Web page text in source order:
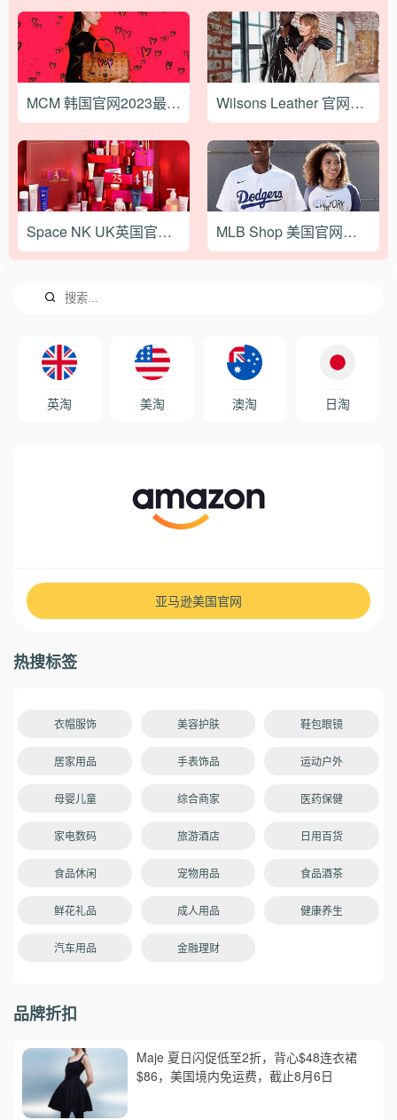
MCM 韩国官网2023最新海淘攻略 Wilsons Leather 官网2023最新海淘攻略
Space NK UK英国官网2022最新海淘教程 MLB Shop 美国官网最新海淘攻略
英淘 美淘 澳淘 日淘
亚马逊美国官网
热搜标签
衣帽服饰 美容护肤 鞋包眼镜
居家用品 手表饰品 运动户外
母婴儿童 综合商家 医药保健
家电数码 旅游酒店 日用百货
食品休闲 宠物用品 食品酒茶
鲜花礼品 成人用品 健康养生
汽车用品 金融理财
品牌折扣
Maje 夏日闪促低至2折，背心$48连衣裙
$86，美国境内免运费，截止8月6日